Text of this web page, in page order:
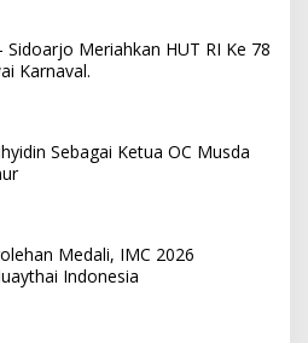
Sidoarjo Meriahkan HUT RI Ke 78
Karnaval.
Sebagai Ketua OC Musda
Medali, IMC 2026
Indonesia